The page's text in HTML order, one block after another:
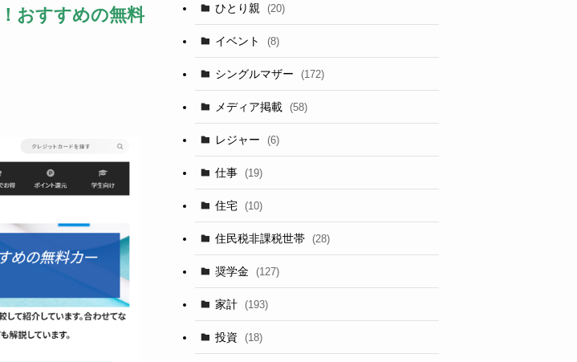
おすすめの無料
ひとり親 (20)
イベント (8)
シングルマザー (172)
メディア掲載 (58)
レジャー (6)
仕事 (19)
住宅 (10)
住民税非課税世帯 (28)
奨学金 (127)
家計 (193)
投資 (18)